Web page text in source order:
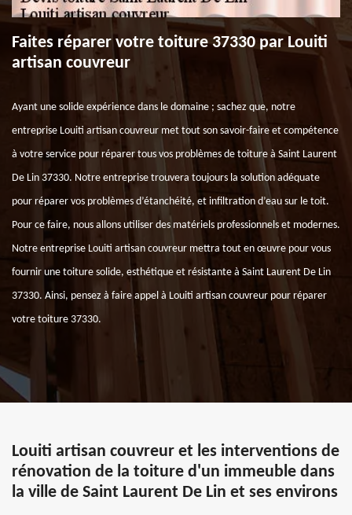
Faites réparer votre toiture 37330 par Louiti
artisan couvreur
Ayant une solide expérience dans le domaine ; sachez que, notre
entreprise Louiti artisan couvreur met tout son savoir-faire et compétence
à votre service pour réparer tous vos problèmes de toiture à Saint Laurent
De Lin 37330. Notre entreprise trouvera toujours la solution adéquate
pour réparer vos problèmes d’étanchéité, et infiltration d’eau sur le toit.
Pour ce faire, nous allons utiliser des matériels professionnels et modernes.
Notre entreprise Louiti artisan couvreur mettra tout en œuvre pour vous
fournir une toiture solide, esthétique et résistante à Saint Laurent De Lin
37330. Ainsi, pensez à faire appel à Louiti artisan couvreur pour réparer
votre toiture 37330.
Louiti artisan couvreur et les interventions de
rénovation de la toiture d'un immeuble dans
la ville de Saint Laurent De Lin et ses environs